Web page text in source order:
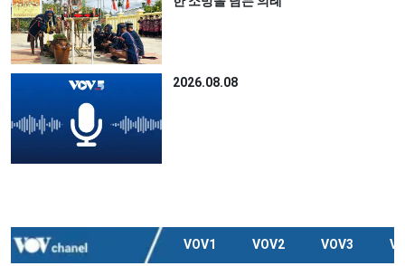
2026.08.08
VOV1 VOV2 VOV3